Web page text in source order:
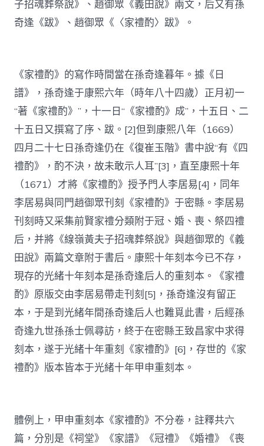
子招魂葬祭說》、趙御眾《義田說》兩文，后又有孫
奇逢《跋》、趙御眾《〈家禮酌〉跋》。
《家禮酌》的寫作時間當在孫奇逢暮年。據《日
譜》，孫奇逢于康熙六年（時年八十四歲）正月初一
“著《家禮酌》”，十一日“《家禮酌》成”，十五日、二
十五日又撰寫了序、跋。[2]但到康熙八年（1669）
四月二十七日孫奇逢仍在《復崔玉階》書中說“有《四
禮酌》，酌不決，故未敢示人耳”[3]，直至康熙十年
（1671）才將《家禮酌》授予門人李居易[4]，同年
李居易與同門趙御眾刊刻《家禮酌》于密縣。李居易
刊刻時又采集前賢家禮分類附于冠、婚、喪、祭四禮
后，并將《線嶺黃夫子招魂葬祭說》與趙御眾的《義
田說》兩篇文章附于書后。康熙十年刻本今已不存，
現存的光緒十年刻本是孫奇逢后人的重刻本。《家禮
酌》原版交由李居易帶走刊刻[5]，孫奇逢沒有留正
本，于是到光緒年間孫奇逢后人也難覓此書，后經孫
奇逢九世孫孫士佩尋訪，終于在密縣王致昌家中求得
刻本，遂于光緒十年重刻《家禮酌》[6]，存世的《家
禮酌》版本皆本于光緒十年甲申重刻本。
體例上，甲申重刻本《家禮酌》不分卷，註釋共六
篇，分別是《祠堂》《家譜》《冠禮》《婚禮》《喪